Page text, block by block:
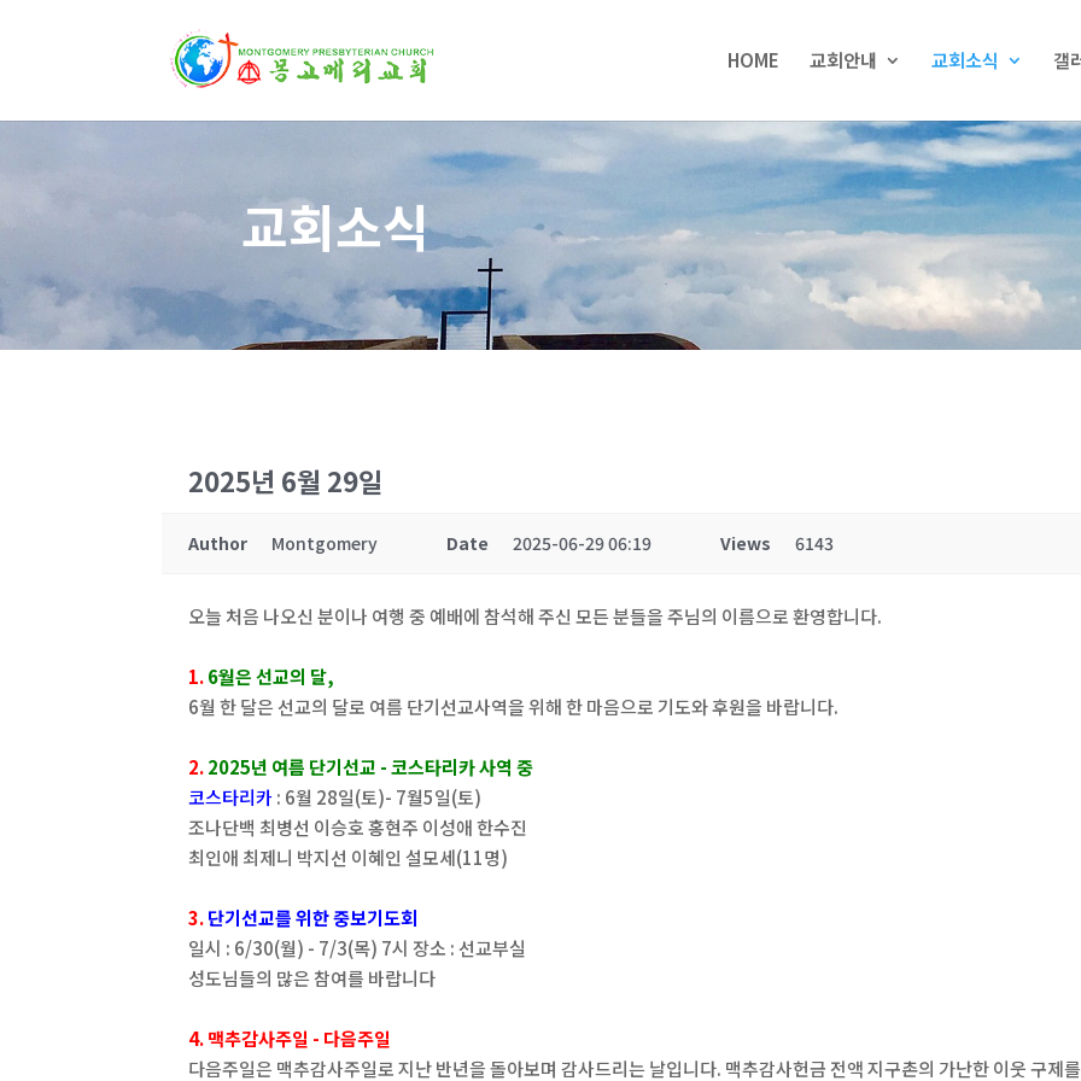
HOME 교회안내 교회소식 갤
교회소식
2025년 6월 29일
Author Montgomery Date 2025-06-29 06:19 Views 6143
오늘 처음 나오신 분이나 여행 중 예배에 참석해 주신 모든 분들을 주님의 이름으로 환영합니다.
1.6월은 선교의 달,
6월 한 달은 선교의 달로 여름 단기선교사역을 위해 한 마음으로 기도와 후원을 바랍니다.
2.2025년 여름 단기선교 - 코스타리카 사역 중
코스타리카 : 6월 28일(토)- 7월5일(토)
조나단백 최병선 이승호 홍현주 이성애 한수진
최인애 최제니 박지선 이혜인 설모세(11명)
3.단기선교를 위한 중보기도회
일시 : 6/30(월) - 7/3(목) 7시 장소 : 선교부실
성도님들의 많은 참여를 바랍니다
4. 맥추감사주일 - 다음주일
다음주일은 맥추감사주일로 지난 반년을 돌아보며 감사드리는 날입니다. 맥추감사헌금 전액 지구촌의 가난한 이웃 구제를